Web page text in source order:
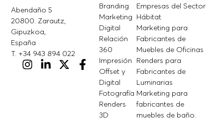
Abendaño 5
20800. Zarautz,
Gipuzkoa,
España
T. +34 943 894 022
Branding
Marketing
Digital
Relación
360
Impresión
Offset y
Digital
Fotografía
Renders
3D
Empresas del Sector
Hábitat
Marketing para
Fabricantes de
Muebles de Oficinas
Renders para
Fabricantes de
Luminarias
Marketing para
fabricantes de
muebles de baño.